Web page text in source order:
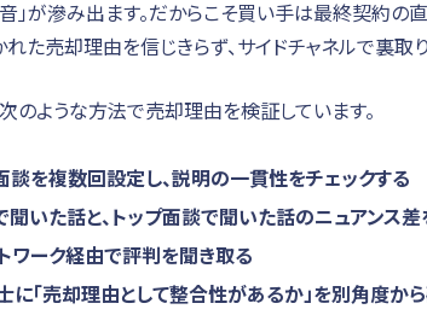
」が滲み出ます。だからこそ買い手は最終契約の直
た売却理由を信じきらず、サイドチャネルで裏取
のような方法で売却理由を検証しています。
を複数回設定し、説明の一貫性をチェックする
いた話と、トップ面談で聞いた話のニュアンス
ワーク経由で評判を聞き取る
に「売却理由として整合性があるか」を別角度か